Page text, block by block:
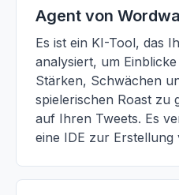
Agent von
Es ist ein KI-Tool, das
analysiert, um
Stärken, Schwächen
spielerischen Roast zu
auf Ihren Tweets. Es
eine IDE zur Erstellung